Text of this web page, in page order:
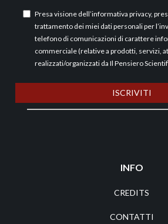
Presa visione dell’informativa privacy,
trattamento dei miei dati personali per
telefono di comunicazioni di carattere
commerciale (relative a prodotti, servizi,
realizzati/organizzati da Il Pensiero
ISCRIVITI
INFO
CREDITS
CONTATTI